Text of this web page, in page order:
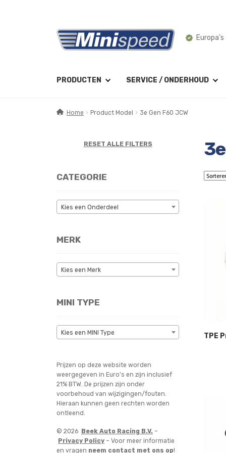
Ga
door
naar
Ga
naar
de
PRODUCTEN SERVICE / ONDERHOUD
Home Product Model 3e Gen F60 JCW
TPE
RESET ALLE FILTERS
CATEGORIE
Kies een Onderdeel
MERK
Kies een Merk
MINI TYPE
Kies een MINI Type
Prijzen op deze website worden
weergegeven in Euro’s en zijn inclusief
21% BTW. De prijzen zijn onder
voorbehoud van wijzigingen/fouten.
Hieraan kunnen geen rechten worden
ontleend.
© 2026 Beek Auto Racing B.V. –
Privacy Policy – Voor meer informatie
en vragen neem contact met ons op!